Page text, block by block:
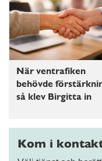
När ventrafiken
behövde
så klev Birgitta in
Kom i